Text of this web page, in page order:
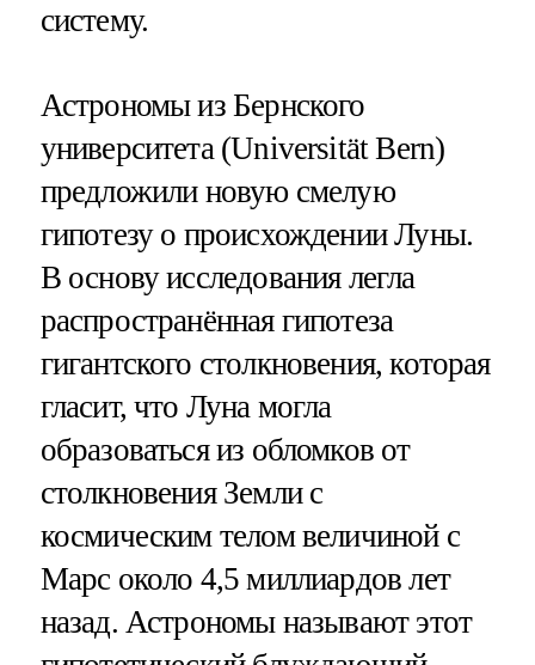
систему.
Астрономы из Бернского
университета (Universität Bern)
предложили новую смелую
гипотезу о происхождении Луны.
В основу исследования легла
распространённая гипотеза
гигантского столкновения, которая
гласит, что Луна могла
образоваться из обломков от
столкновения Земли с
космическим телом величиной с
Марс около 4,5 миллиардов лет
назад. Астрономы называют этот